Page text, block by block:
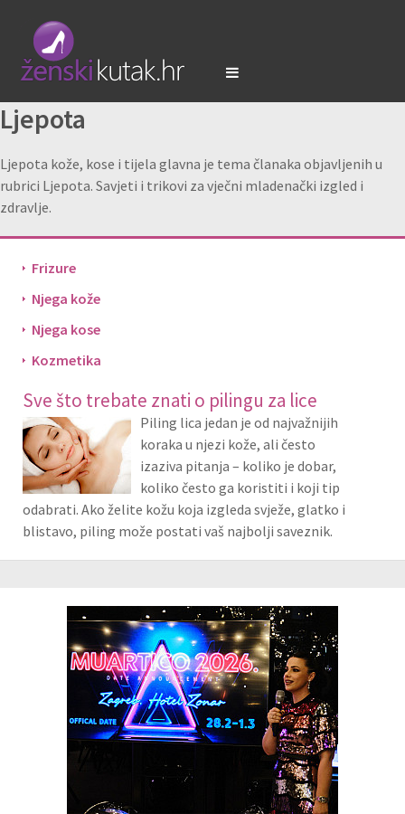
Ljepota
Ljepota kože, kose i tijela glavna je tema članaka objavljenih u
rubrici Ljepota. Savjeti i trikovi za vječni mladenački izgled i
zdravlje.
Frizure
Njega kože
Njega kose
Kozmetika
Sve što trebate znati o pilingu za lice
Piling lica jedan je od najvažnijih
koraka u njezi kože, ali često
izaziva pitanja – koliko je dobar,
koliko često ga koristiti i koji tip
odabrati. Ako želite kožu koja izgleda svježe, glatko i
blistavo, piling može postati vaš najbolji saveznik.